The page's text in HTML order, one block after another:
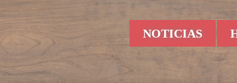
NOTICIAS